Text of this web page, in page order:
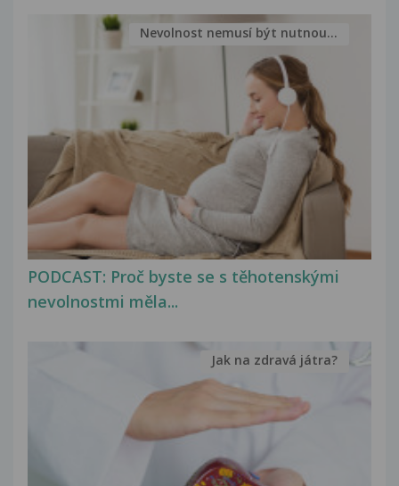
PODCAST: Proč byste se s těhotenskými
nevolnostmi měla...
Nevolnost nemusí být nutnou...
Jak na zdravá játra?